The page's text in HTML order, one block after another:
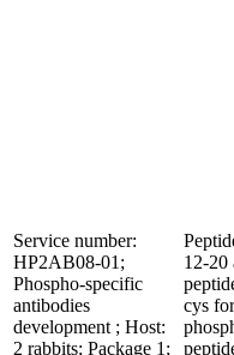
Service number:
HP2AB08-01;
Phospho-specific
antibodies
development ; Host:
2 rabbits; Package 1;
12-20
cys